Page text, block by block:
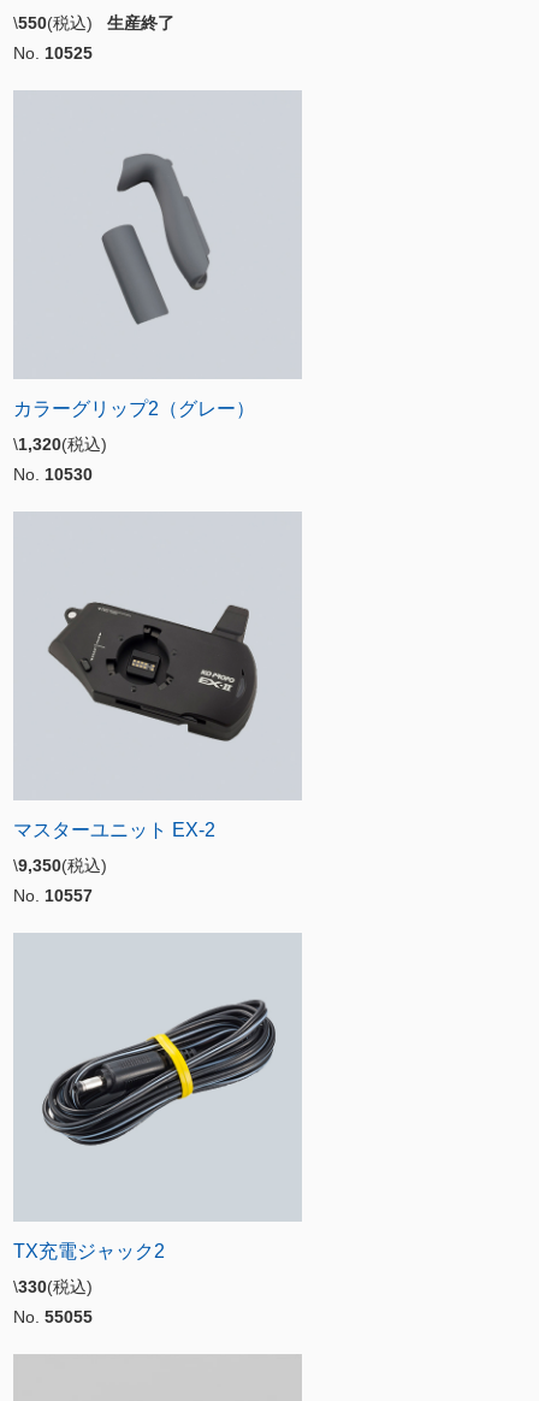
\550(税込) 生産終了
No. 10525
カラーグリップ2（グレー）
\1,320(税込)
No. 10530
マスターユニット EX-2
\9,350(税込)
No. 10557
TX充電ジャック2
\330(税込)
No. 55055